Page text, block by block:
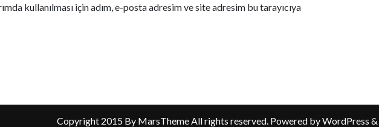
kullanılması için adım, e-posta adresim ve site adresim bu tarayıcıya
Copyright 2015 By MarsTheme All rights reserved. Powered by WordPress